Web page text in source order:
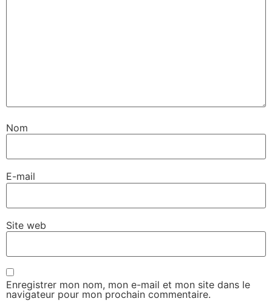
Nom
E-mail
Site web
Enregistrer mon nom, mon e-mail et mon site dans le
navigateur pour mon prochain commentaire.